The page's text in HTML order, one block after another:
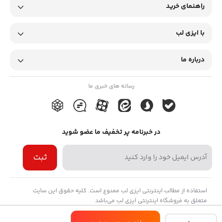
اولیه هلیکوباکتر پیلوری است. این باکتری همچنین می تواند در پلاک
های دندانی و بزاق انسان زنده بماند. انتقال باکتری می تواند از طریق
یافت شده است، زیرا ثابت شده است که عفونت از طریق آب منتقل می
درمان موثر عفونت هلیکوباکتر پیلوری از طریق درمان ضد میکروبی که
برای بیماران مستعد تجویز می شود امکان پذیر است. برای درمان
مناسب بیماری، اقدامات تشخیصی مناسب ضروری است.
راهنمای خرید
با ایزی لب
درباره ما
رسانه های خبری ما
در خبرنامه پر تخفیف ما عضو شوید
ثبت
استفاده از مطالب اینترنتی ایزی لب ممنوع است. کلیه حقوق این سایت
متعلق به فروشگاه اینترنتی ایزی لب می‌باشد